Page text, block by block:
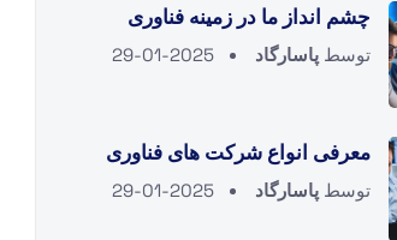
چشم انداز ما در زمینه فناوری
توسطپاسارگاد 2025-01-29
معرفی انواع شرکت های فناوری
توسطپاسارگاد 2025-01-29